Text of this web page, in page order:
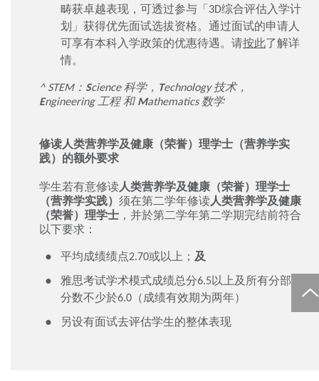
畴获卓越表现，可透过参与「3D综合评估入学计
划」获得优先面试选拔资格。通过面试的申请人
可享有本科入学政策的优惠待遇。请按此了解详
情。
^ STEM： Science 科学， Technology 技术，
Engineering 工程 和 Mathematics 数学
修读人类营养学及健康（荣誉）理学士（营养学实
践）的额外要求
学生若有意修读人类营养学及健康（荣誉）理学士
（营养学实践） 须在第二学年修读人类营养学及健康
（荣誉）理学士 ，并於第二学年第二学期完结前符合
以下要求：
平均成绩绩点2.70或以上； 及
雅思考试学术模式成绩总分6.5以上及所有分部
分数不少於6.0（成绩有效期为两年）
另设有面试去评估学生的整体表现